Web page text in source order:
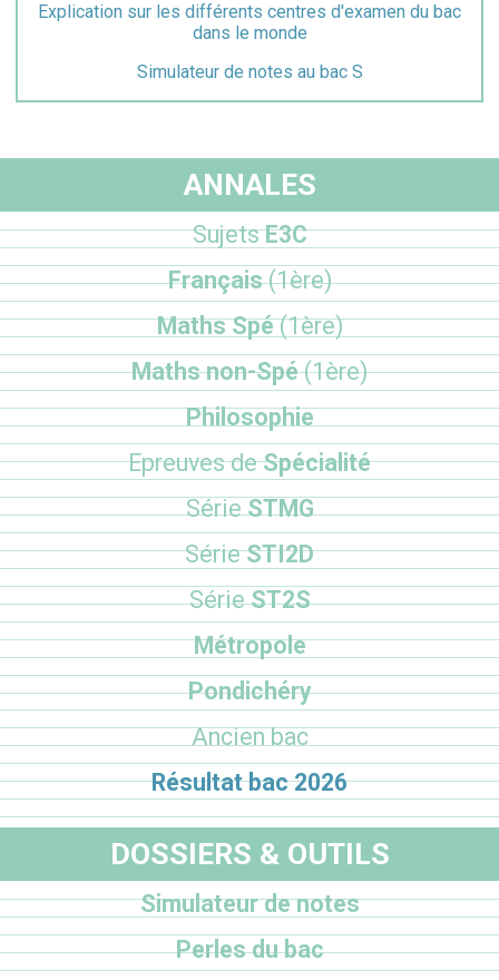
Explication sur les différents centres d'examen du bac
dans le monde
Simulateur de notes au bac S
ANNALES
SujetsE3C
Français(1ère)
Maths Spé(1ère)
Maths non-Spé(1ère)
Philosophie
Epreuves deSpécialité
SérieSTMG
SérieSTI2D
SérieST2S
Métropole
Pondichéry
Ancien bac
Résultat bac 2026
DOSSIERS & OUTILS
Simulateur de notes
Perles du bac